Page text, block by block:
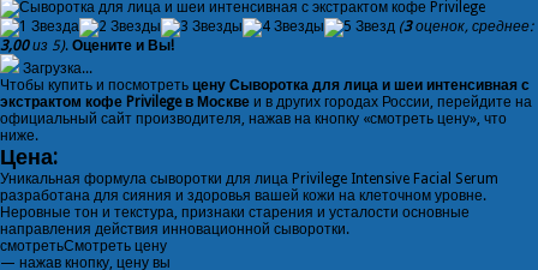
(3оценок, среднее:
3,00из 5). Оцените и Вы!
Загрузка...
Чтобы купить и посмотреть цену Сыворотка для лица и шеи интенсивная с
экстрактом кофе Privilege в Москве и в других городах России, перейдите на
официальный сайт производителя, нажав на кнопку «смотреть цену», что
ниже.
Цена:
Уникальная формула сыворотки для лица Privilege Intensive Facial Serum
разработана для сияния и здоровья вашей кожи на клеточном уровне.
Неровные тон и текстура, признаки старения и усталости основные
направления действия инновационной сыворотки.
смотретьСмотреть цену
— нажав кнопку, цену вы